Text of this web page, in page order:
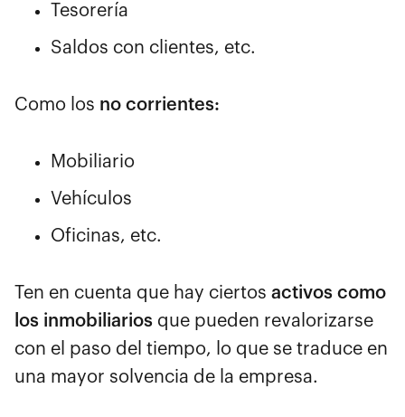
Tesorería
Saldos con clientes, etc.
Como los no corrientes:
Mobiliario
Vehículos
Oficinas, etc.
Ten en cuenta que hay ciertos activos como
los inmobiliarios que pueden revalorizarse
con el paso del tiempo, lo que se traduce en
una mayor solvencia de la empresa.